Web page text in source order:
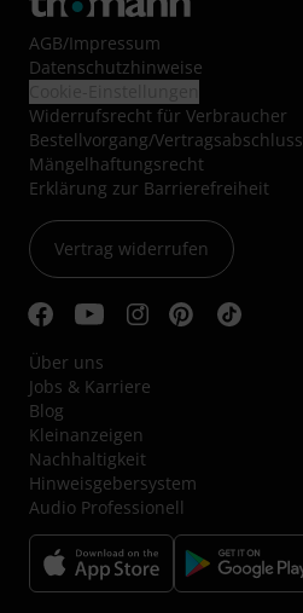
AGB/Impressum
Datenschutzhinweise
Widerrufsrecht für Verbraucher
Bestellvorgang/Vertragsabschluss
Mängelhaftungsrecht
Erklärung zur Barrierefreiheit
Vertrag widerrufen
Über uns
Jobs & Karriere
Blog
Kleinanzeigen
Nachhaltigkeit
Hinweisgebersystem
Audio Professionell